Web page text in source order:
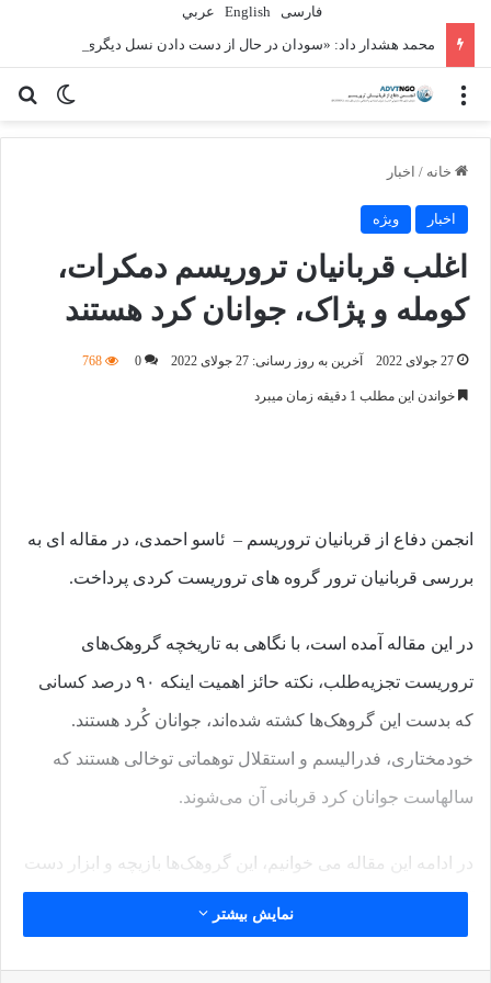
فارسی English
عربي
تغییر منو
خانه / اخبار
اخبار ویژه
اغلب قربانیان تروریسم دمکرات،
کومله و پژاک، جوانان کرد هستند
27 جولای 2022 آخرین به روز رسانی: 27 جولای 2022 0
768
خواندن این مطلب 1 دقیقه زمان میبرد
انجمن دفاع از قربانیان تروریسم – ئاسو احمدی، در مقاله ای به
بررسی قربانیان ترور گروه های تروریست کردی پرداخت.
در این مقاله آمده است، با نگاهی به تاریخچه گروهک‌های
تروریست تجزیه‌طلب، نکته حائز اهمیت اینکه ۹۰ درصد کسانی
که بدست این گروهک‌ها کشته شده‌اند، جوانان کُرد هستند.
خودمختاری، فدرالیسم و استقلال توهماتی توخالی هستند که
سالهاست جوانان کرد قربانی آن می‌شوند.
در ادامه این مقاله می خوانیم، این گروهک‌ها بازیچه و ابزار دست
طریق ترور، آشوب، ایجاد وحشت و ترساندن مردم است. هر
نمایش بیشتر